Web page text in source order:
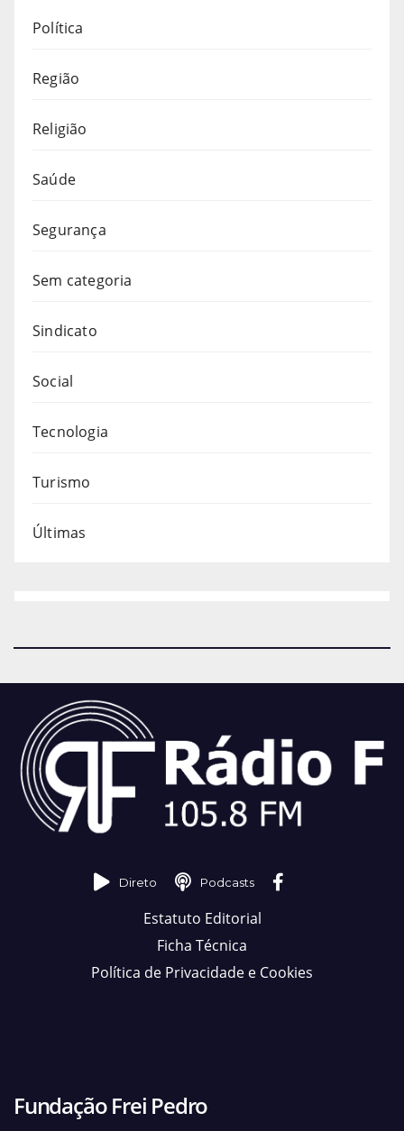
Política
Região
Religião
Saúde
Segurança
Sem categoria
Sindicato
Social
Tecnologia
Turismo
Últimas
Direto Podcasts
Estatuto Editorial
Ficha Técnica
Política de Privacidade e Cookies
Fundação Frei Pedro